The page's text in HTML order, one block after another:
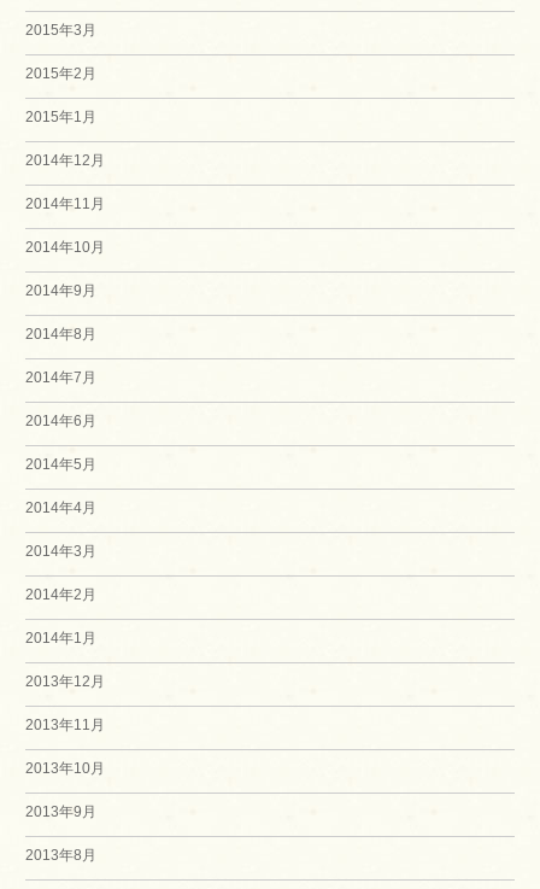
2015年3月
2015年2月
2015年1月
2014年12月
2014年11月
2014年10月
2014年9月
2014年8月
2014年7月
2014年6月
2014年5月
2014年4月
2014年3月
2014年2月
2014年1月
2013年12月
2013年11月
2013年10月
2013年9月
2013年8月